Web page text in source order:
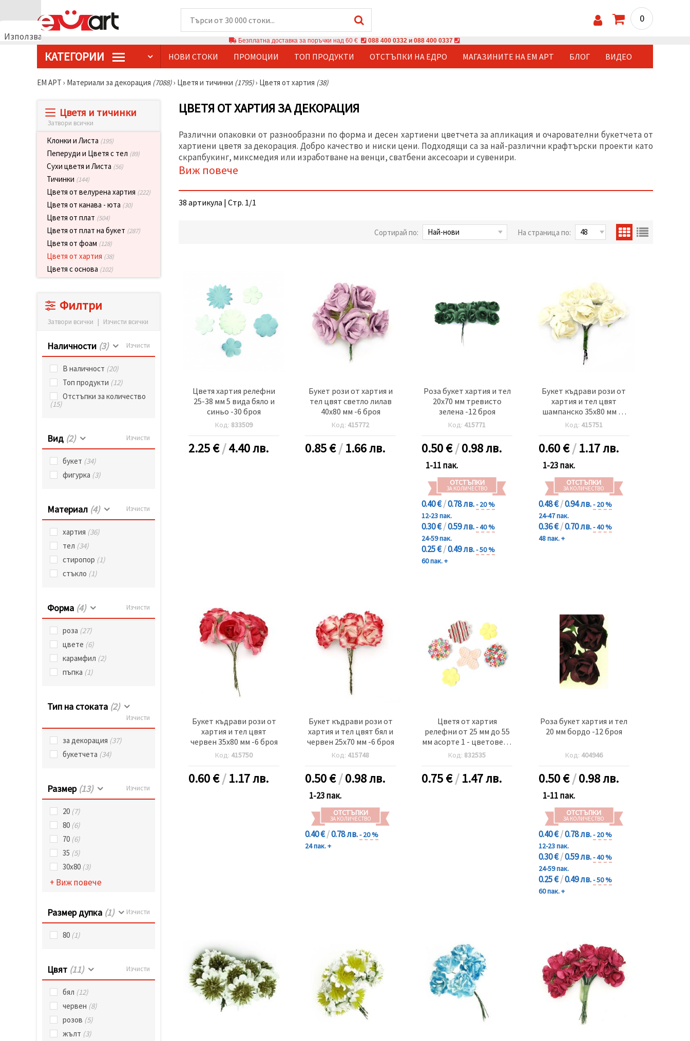
Използваме
бисквитки
Използваме
0
Безплатна доставка за поръчки над 60 € 088 400 0332 и 088 400 0337
КАТЕГОРИИ НОВИ СТОКИ ПРОМОЦИИ ТОП ПРОДУКТИ ОТСТЪПКИ НА ЕДРО МАГАЗИНИТЕ НА ЕМ АРТ БЛОГ ВИДЕО
ЕМ АРТ › Материали за декорация (7088)› Цветя и тичинки (1795)› Цветя от хартия (38)
Цветя и тичинки
Затвори всички
Клонки и Листа (195)
Пеперуди и Цветя с тел (89)
Сухи цветя и Листа (56)
Тичинки (144)
Цветя от велурена хартия (222)
Цветя от канава - юта (30)
Цветя от плат (504)
Цветя от плат на букет (287)
Цветя от фоам (128)
Цветя от хартия (38)
Цветя с основа (102)
Филтри
Затвори всички | Изчисти всички
Наличности (3) Изчисти
В наличност (20)
Топ продукти (12)
Отстъпки за количество
(15)
Вид (2) Изчисти
букет (34)
фигурка (3)
Материал (4) Изчисти
хартия (36)
тел (34)
стиропор (1)
стъкло (1)
Форма (4) Изчисти
роза (27)
цвете (6)
карамфил (2)
пъпка (1)
Тип на стоката (2)
Изчисти
за декорация (37)
букетчета (34)
Размер (13) Изчисти
20 (7)
80 (6)
70 (6)
35 (5)
30х80 (3)
+ Виж повече
Размер дупка (1) Изчисти
80 (1)
Цвят (11) Изчисти
бял (12)
червен (8)
розов (5)
жълт (3)
ЦВЕТЯ ОТ ХАРТИЯ ЗА ДЕКОРАЦИЯ
Различни опаковки от разнообразни по форма и десен хартиени цветчета за апликация и очарователни букетчета от
хартиени цветя за декорация. Добро качество и ниски цени. Подходящи са за най-различни крафтърски проекти като
скрапбукинг, миксмедия или изработване на венци, сватбени аксесоари и сувенири.
Виж повече
38 артикула | Стр. 1/1
Сортирай по: На страница по:
Цветя хартия релефни
25-38 мм 5 вида бяло и
синьо -30 броя
Код: 833509
2.25€/4.40 лв.
Букет рози от хартия и
тел цвят светло лилав
40x80 мм -6 броя
Код: 415772
0.85€/1.66 лв.
Роза букет хартия и тел
20x70 мм тревисто
зелена -12 броя
Код: 415771
0.50€/0.98 лв.
1-11 пак.
ОТСТЪПКИ
ЗА КОЛИЧЕСТВО
0.40 €/0.78 лв.- 20 %
12-23 пак.
0.30 €/0.59 лв.- 40 %
24-59 пак.
0.25 €/0.49 лв.- 50 %
60 пак. +
Букет къдрави рози от
хартия и тел цвят
шампанско 35x80 мм -6
броя
Код: 415751
0.60€/1.17 лв.
1-23 пак.
ОТСТЪПКИ
ЗА КОЛИЧЕСТВО
0.48 €/0.94 лв.- 20 %
24-47 пак.
0.36 €/0.70 лв.- 40 %
48 пак. +
Букет къдрави рози от
хартия и тел цвят
червен 35x80 мм -6 броя
Код: 415750
0.60€/1.17 лв.
Букет къдрави рози от
хартия и тел цвят бял и
червен 25x70 мм -6 броя
Код: 415748
0.50€/0.98 лв.
1-23 пак.
ОТСТЪПКИ
ЗА КОЛИЧЕСТВО
0.40 €/0.78 лв.- 20 %
24 пак. +
Цветя от хартия
релефни от 25 мм до 55
мм асорте 1 - цветове -3
грама приблизително 30
броя
Код: 832535
0.75€/1.47 лв.
Роза букет хартия и тел
20 мм бордо -12 броя
Код: 404946
0.50€/0.98 лв.
1-11 пак.
ОТСТЪПКИ
ЗА КОЛИЧЕСТВО
0.40 €/0.78 лв.- 20 %
12-23 пак.
0.30 €/0.59 лв.- 40 %
24-59 пак.
0.25 €/0.49 лв.- 50 %
60 пак. +